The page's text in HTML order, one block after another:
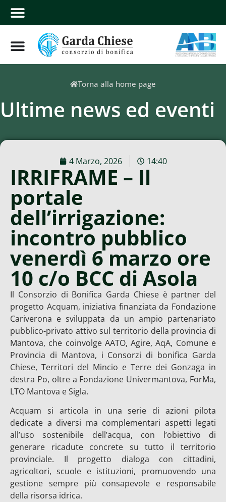
Torna alla home page
Ultime news ed eventi
4 Marzo, 2026 14:40
IRRIFRAME – Il
portale
dell’irrigazione:
incontro pubblico
venerdì 6 marzo ore
10 c/o BCC di Asola
Il Consorzio di Bonifica Garda Chiese è partner del
progetto Acquam, iniziativa finanziata da Fondazione
Cariverona e sviluppata da un ampio partenariato
pubblico-privato attivo sul territorio della provincia di
Mantova, che coinvolge AATO, Agire, AqA, Comune e
Provincia di Mantova, i Consorzi di bonifica Garda
Chiese, Territori del Mincio e Terre dei Gonzaga in
destra Po, oltre a Fondazione Univermantova, ForMa,
LTO Mantova e Sigla.
Acquam si articola in una serie di azioni pilota
dedicate a diversi ma complementari aspetti legati
all’uso sostenibile dell’acqua, con l’obiettivo di
generare ricadute concrete su tutto il territorio
provinciale. Il progetto dialoga con cittadini,
agricoltori, scuole e istituzioni, promuovendo una
gestione sempre più consapevole e responsabile
della risorsa idrica.